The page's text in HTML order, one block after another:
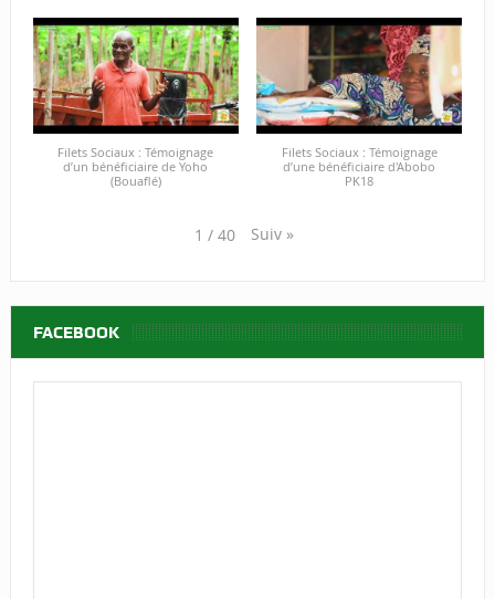
Filets Sociaux : Témoignage
d’un bénéficiaire de Yoho
(Bouaflé)
Filets Sociaux : Témoignage
d’une bénéficiaire d'Abobo
PK18
1 / 40 Suiv »
FACEBOOK